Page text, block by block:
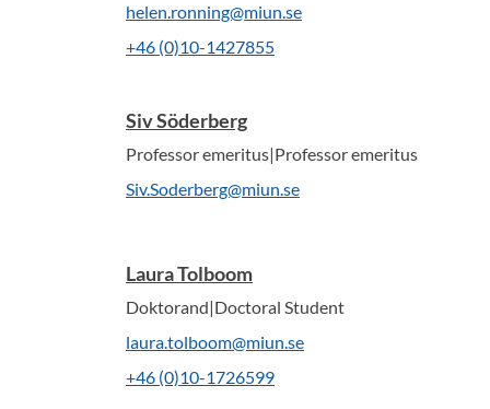
helen.ronning@miun.se
+46 (0)10-1427855
Siv Söderberg
Professor emeritus|Professor emeritus
Siv.Soderberg@miun.se
Laura Tolboom
Doktorand|Doctoral Student
laura.tolboom@miun.se
+46 (0)10-1726599